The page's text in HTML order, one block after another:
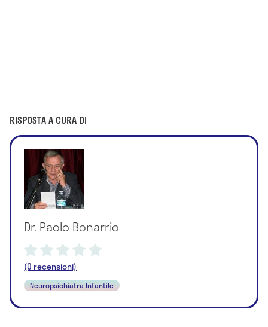
RISPOSTA A CURA DI
Dr. Paolo Bonarrio
(0 recensioni)
Neuropsichiatra Infantile